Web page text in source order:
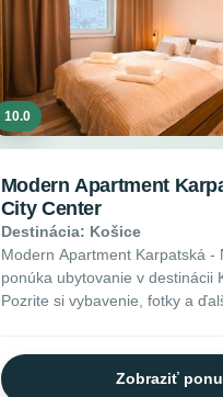
10.0
Modern Apartment
City Center
Destinácia: Košice
Modern Apartment Karpatská -
ponúka ubytovanie v destinácii
Pozrite si vybavenie, fotky a
Zobraziť